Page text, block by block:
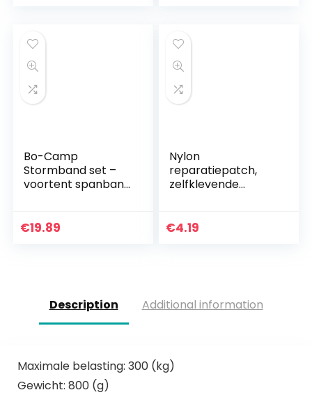
Bo-Camp
Stormband set –
voortent spanband
caravan camping
€19.89
Nylon
reparatiepatch,
zelfklevende
tenten, rugzakken,
€4.19
Description Additional information
Maximale belasting: 300 (kg)
Gewicht: 800 (g)